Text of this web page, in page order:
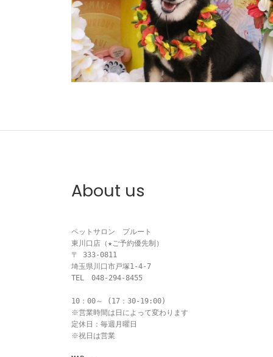
About us
ペットサロン　プルート
東川口店（★ご予約優先制）
〒 333-0811
埼玉県川口市戸塚1-4-7
TEL　048-294-8455
10：00～ (17：30-19:00)
※営業時間は日によって変わります
定休日：毎週月曜日
※祝日は営業